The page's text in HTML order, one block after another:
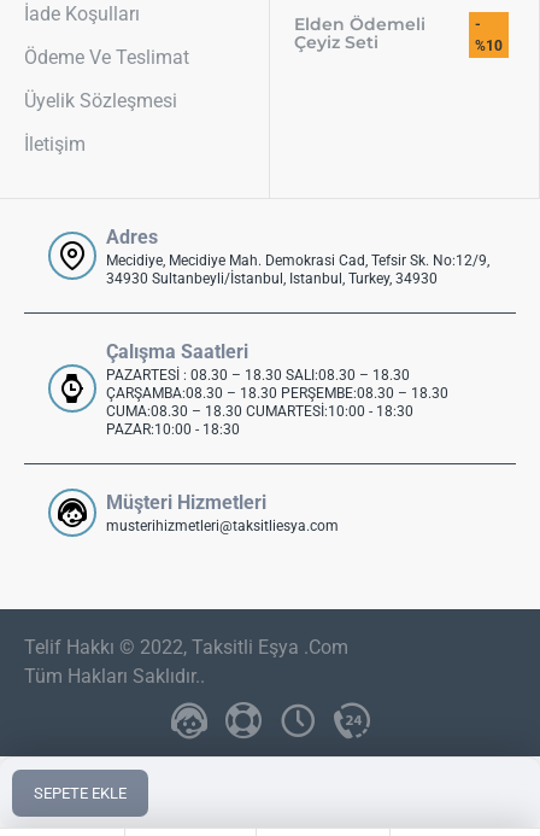
SEPETE EKLE
İade Koşulları
Ödeme Ve Teslimat
Üyelik Sözleşmesi
İletişim
Elden Ödemeli
Çeyiz Seti
-
%10
Adres
Mecidiye, Mecidiye Mah. Demokrasi Cad, Tefsir Sk. No:12/9,
34930 Sultanbeyli/İstanbul, Istanbul, Turkey, 34930
Çalışma Saatleri
PAZARTESİ : 08.30 – 18.30 SALI:08.30 – 18.30
ÇARŞAMBA:08.30 – 18.30 PERŞEMBE:08.30 – 18.30
CUMA:08.30 – 18.30 CUMARTESİ:10:00 - 18:30
PAZAR:10:00 - 18:30
Müşteri Hizmetleri
musterihizmetleri@taksitliesya.com
Telif Hakkı © 2022, Taksitli Eşya .Com
Tüm Hakları Saklıdır..